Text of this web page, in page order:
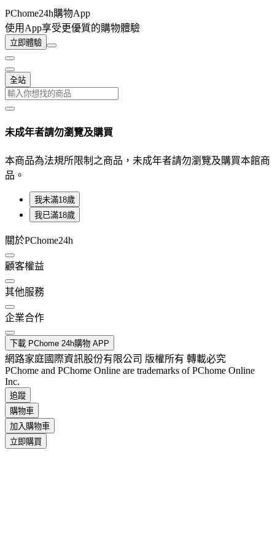
PChome24h購物App
使用App享受更優質的購物體驗
立即體驗
全站
未成年者請勿瀏覽及購買
本商品為法規所限制之商品，未成年者請勿瀏覽及購買本館商
品。
我未滿18歲
我已滿18歲
關於PChome24h
顧客權益
其他服務
企業合作
下載 PChome 24h購物 APP
網路家庭國際資訊股份有限公司 版權所有 轉載必究
PChome and PChome Online are trademarks of PChome Online
Inc.
追蹤
購物車
加入購物車
立即購買